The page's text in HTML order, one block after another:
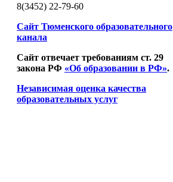
8(3452) 22-79-60
Сайт Тюменского образовательного
канала
Сайт отвечает требованиям ст. 29
закона РФ «Об образовании в РФ».
Независимая оценка качества
образовательных услуг